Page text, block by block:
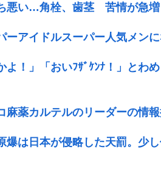
悪い…角栓、歯茎 苦情が急増
ーアイドルスーパー人気メン
よ！」「おいﾌｻﾞｹﾝﾅ！」とわ
麻薬カルテルのリーダーの情
爆は日本が侵略した天罰。少